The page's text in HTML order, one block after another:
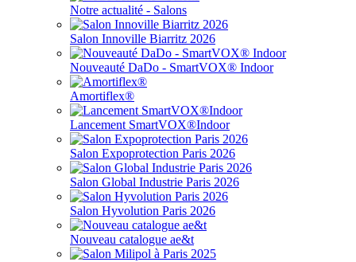
Notre actualité - Salons
Salon Innoville Biarritz 2026
Nouveauté DaDo - SmartVOX® Indoor
Amortiflex®
Lancement SmartVOX®Indoor
Salon Expoprotection Paris 2026
Salon Global Industrie Paris 2026
Salon Hyvolution Paris 2026
Nouveau catalogue ae&t